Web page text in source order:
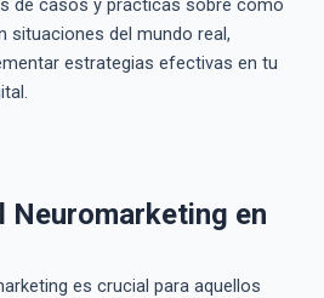
de casos y prácticas sobre cómo
situaciones del mundo real,
estrategias efectivas en tu
Neuromarketing en
es crucial para aquellos